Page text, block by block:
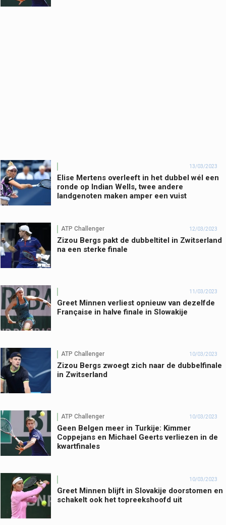
13/03/2023
Elise Mertens overleeft in het dubbel wél een
ronde op Indian Wells, twee andere
landgenoten maken amper een vuist
ATP Challenger 12/03/2023
Zizou Bergs pakt de dubbeltitel in Zwitserland
na een sterke finale
11/03/2023
Greet Minnen verliest opnieuw van dezelfde
Française in halve finale in Slowakije
ATP Challenger 10/03/2023
Zizou Bergs zwoegt zich naar de dubbelfinale
in Zwitserland
ATP Challenger 10/03/2023
Geen Belgen meer in Turkije: Kimmer
Coppejans en Michael Geerts verliezen in de
kwartfinales
10/03/2023
Greet Minnen blijft in Slovakije doorstomen en
schakelt ook het topreekshoofd uit